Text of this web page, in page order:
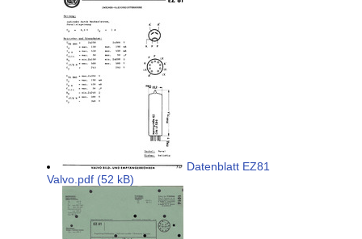
Datenblatt EZ81
Valvo.pdf (52 kB)